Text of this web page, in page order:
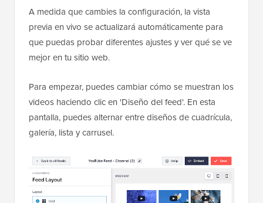
A medida que cambies la configuración, la vista
previa en vivo se actualizará automáticamente para
que puedas probar diferentes ajustes y ver qué se ve
mejor en tu sitio web.
Para empezar, puedes cambiar cómo se muestran los
videos haciendo clic en 'Diseño del feed'. En esta
pantalla, puedes alternar entre diseños de cuadrícula,
galería, lista y carrusel.